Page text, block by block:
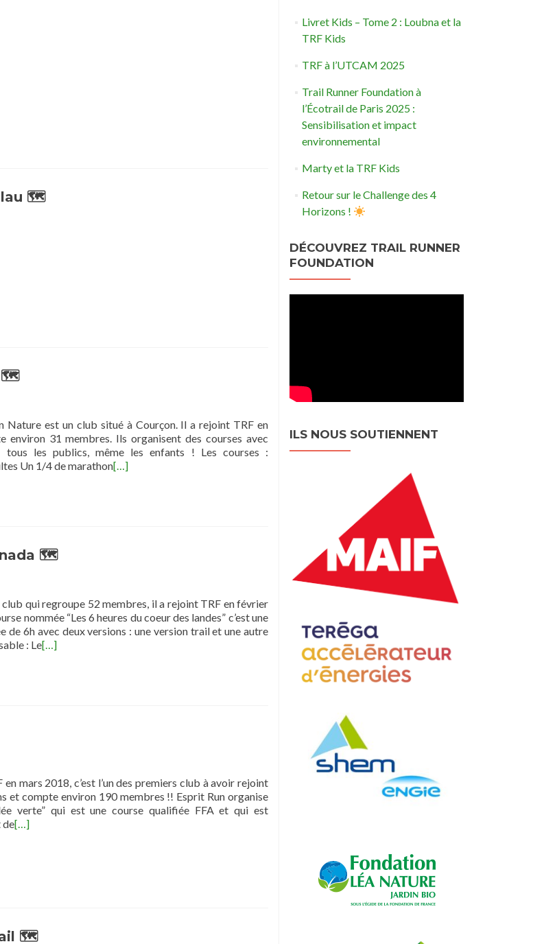
🗺
🗺
Nature est un club situé à Courçon. Il a rejoint TRF en
environ 31 membres. Ils organisent des courses avec
les publics, même les enfants ! Les courses :
1/4 de marathon[…]
🗺
club qui regroupe 52 membres, il a rejoint TRF en février
nommée “Les 6 heures du coeur des landes” c’est une
de 6h avec deux versions : une version trail et une autre
: Le[…]
mars 2018, c’est l’un des premiers club à avoir rejoint
et compte environ 190 membres !! Esprit Run organise
verte” qui est une course qualifiée FFA et qui est
de[…]
🗺
Livret Kids – Tome 2 : Loubna et la
TRF Kids
TRF à l’UTCAM 2025
Trail Runner Foundation à
l’Écotrail de Paris 2025 :
Sensibilisation et impact
environnemental
Marty et la TRF Kids
Retour sur le Challenge des 4
Horizons !
DÉCOUVREZ TRAIL RUNNER
FOUNDATION
ILS NOUS SOUTIENNENT